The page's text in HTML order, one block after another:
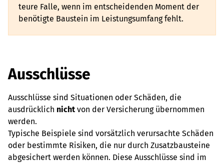
teure Falle, wenn im entscheidenden Moment der
benötigte Baustein im Leistungsumfang fehlt.
Ausschlüsse
Ausschlüsse sind Situationen oder Schäden, die
ausdrücklich nichtvon der Versicherung übernommen
werden.
Typische Beispiele sind vorsätzlich verursachte Schäden
oder bestimmte Risiken, die nur durch Zusatzbausteine
abgesichert werden können. Diese Ausschlüsse sind im